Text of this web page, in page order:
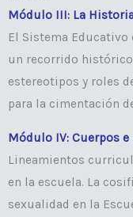
Módulo III: La
El Sistema
un recorrido
estereotipos y roles
para la cimentación
Módulo IV: Cuerpos
Lineamientos
en la escuela. La
sexualidad en la